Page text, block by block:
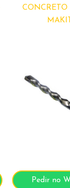
CONCRETO
Pedir no